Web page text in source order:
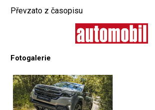
Převzato z časopisu
Fotogalerie